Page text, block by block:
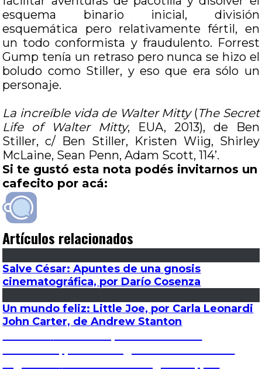
esquema binario inicial, división
esquemática pero relativamente fértil, en
un todo conformista y fraudulento. Forrest
Gump tenía un retraso pero nunca se hizo el
boludo como Stiller, y eso que era sólo un
personaje.
La increíble vida de Walter Mitty(The Secret
Life of Walter Mitty, EUA, 2013), de Ben
Stiller, c/ Ben Stiller, Kristen Wiig, Shirley
McLaine, Sean Penn, Adam Scott, 114’.
Si te gustó esta nota podés invitarnos un
cafecito por acá:
Artículos relacionados
Salve César: Apuntes de una gnosis
cinematográfica, por Darío Cosenza
Un mundo feliz: Little Joe, por Carla Leonardi
John Carter, de Andrew Stanton
Navegación
de